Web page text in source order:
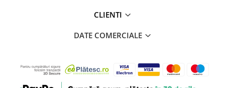
CLIENTI
DATE COMERCIALE